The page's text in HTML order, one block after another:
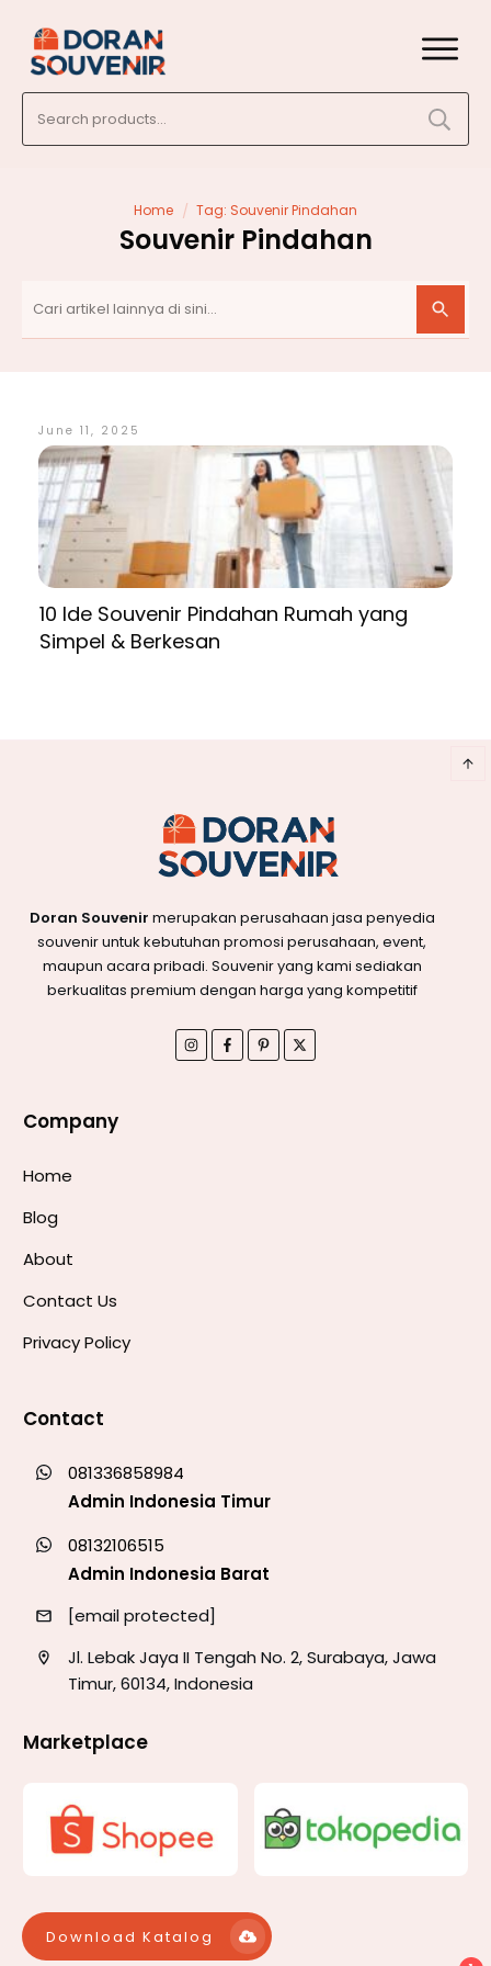
for:
Home / Tag: Souvenir Pindahan
Souvenir Pindahan
June 11, 2025
10 Ide Souvenir Pindahan Rumah yang
Simpel & Berkesan
Doran Souvenir merupakan perusahaan jasa penyedia
souvenir untuk kebutuhan promosi perusahaan, event,
maupun acara pribadi. Souvenir yang kami sediakan
berkualitas premium dengan harga yang kompetitif
Company
Home
Blog
About
Contact Us
Privacy Policy
Contact
081336858984
Admin Indonesia Timur
08132106515
Admin Indonesia Barat
[email protected]
Jl. Lebak Jaya II Tengah No. 2, Surabaya, Jawa
Timur, 60134, Indonesia
Marketplace
Download Katalog